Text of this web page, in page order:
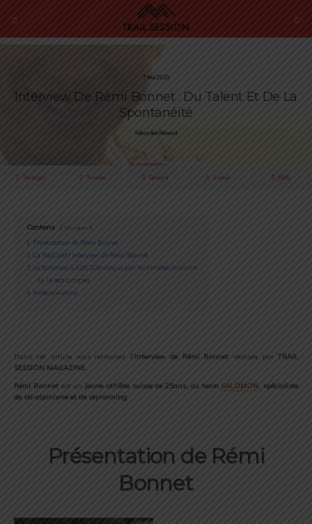
7 Mai 2020
Interview De Rémi Bonnet : Du Talent Et De La
Spontanéité
Sébastien Rémond
Partager Tweeter Épingler E-mail SMS
Contenu Masquer
1
Présentation de Rémi Bonnet
2 La PodCast / Interview de Rémi Bonnet
3 La Salomon S-Lab SG8 conçue par les athlètes Salomon
3.1
Le test complet
4 Auteur/Autrice
Dans cet article vous retrouvez l’interview de Rémi Bonnet réalisée parTRAIL
SESSION MAGAZINE.
Rémi Bonnet est un jeune athlète suisse de 25ans, du team SALOMON, spécialiste
de ski-alpinisme et de skyrunning.
Présentation de Rémi
Bonnet